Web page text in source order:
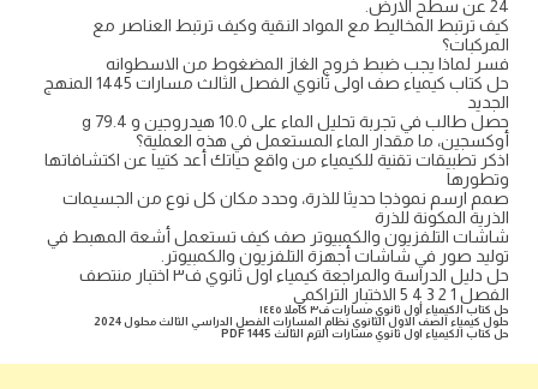
24 عن سطح الارض.
كيف ترتبط المخاليط مع المواد النقية وكيف ترتبط العناصر مع
المركبات؟
فسر لماذا يجب ضبط خروج الغاز المضغوط من الاسطوانه
حل كتاب كيمياء صف اولى ثانوي الفصل الثالث مسارات 1445 المنهج
الجديد
حصل طالب في تجربة تحليل الماء على 10.0 هيدروجين و 79.4 g
أوكسجين، ما مقدار الماء المستعمل في هذه العملية؟
اذكر تطبيقات تقنية للكيمياء من واقع حياتك أعد كتيبا عن اكتشافاتها
وتطورها
صمم ارسم نموذجا حديثا للذرة، وحدد مكان كل نوع من الجسيمات
الذرية المكونة للذرة
شاشات التلفزيون والكمبيوتر صف كيف تستعمل أشعة المهبط في
توليد صور في شاشات أجهزة التلفزيون والكمبيوتر.
حل دليل الدراسة والمراجعة كيمياء اول ثانوي ف٣ اختبار منتصف
الفصل 1 2 3 4 5 الاختبار التراكمي
حل كتاب الكيمياء أول ثانوي مسارات ف٣ كاملا ١٤٤٥
حلول كيمياء الصف الاول الثانوي نظام المسارات الفصل الدراسي الثالث محلول 2024
حل كتاب الكيمياء اول ثانوي مسارات الترم الثالث 1445 PDF